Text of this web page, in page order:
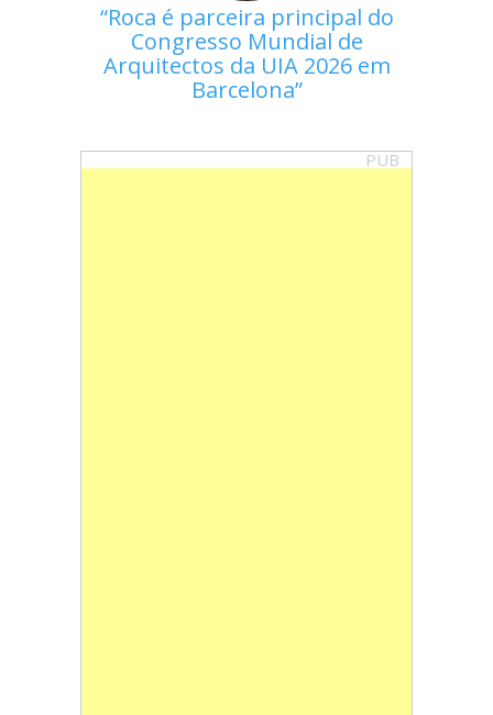
Roca é parceira principal do
Congresso Mundial de
Arquitectos da UIA 2026 em
Barcelona
PUB